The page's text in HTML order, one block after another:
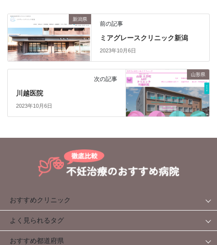
新潟県
前の記事
ミアグレースクリニック新潟
2023年10月6日
山形県
次の記事
川越医院
2023年10月6日
おすすめクリニック
よく見られるタグ
おすすめ都道府県